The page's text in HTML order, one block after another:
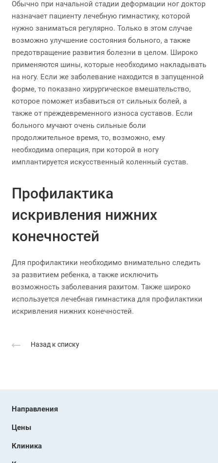
Обычно при начальной стадии деформации ног доктор
назначает пациенту лечебную гимнастику, которой
нужно заниматься регулярно. Только в этом случае
возможно улучшение состояния больного, а также
предотвращение развития болезни в целом. Широко
применяются шины, которые необходимо накладывать
на ногу. Если же заболевание находится в запущенной
форме, то показано хирургическое вмешательство,
которое поможет избавиться от сильных болей, а
также от преждевременного износа суставов. Если
больного мучают очень сильные боли
продолжительное время, то, возможно, ему
необходима операция, при которой в ногу
имплантируется искусственный коленный сустав.
Профилактика
искривления нижних
конечностей
Для профилактики необходимо внимательно следить
за развитием ребенка, а также исключить
возможность заболевания рахитом. Также широко
используется лечебная гимнастика для профилактики
искривления нижних конечностей.
Назад к списку
Направления
Цены
Клиника